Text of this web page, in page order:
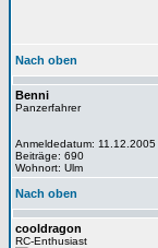
Nach oben
Benni
Panzerfahrer
Anmeldedatum: 11.12.2005
Beiträge: 690
Wohnort: Ulm
Nach oben
cooldragon
RC-Enthusiast